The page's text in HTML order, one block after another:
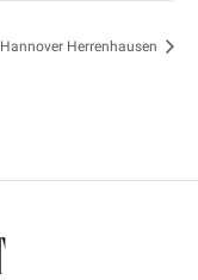
Hannover Herrenhausen